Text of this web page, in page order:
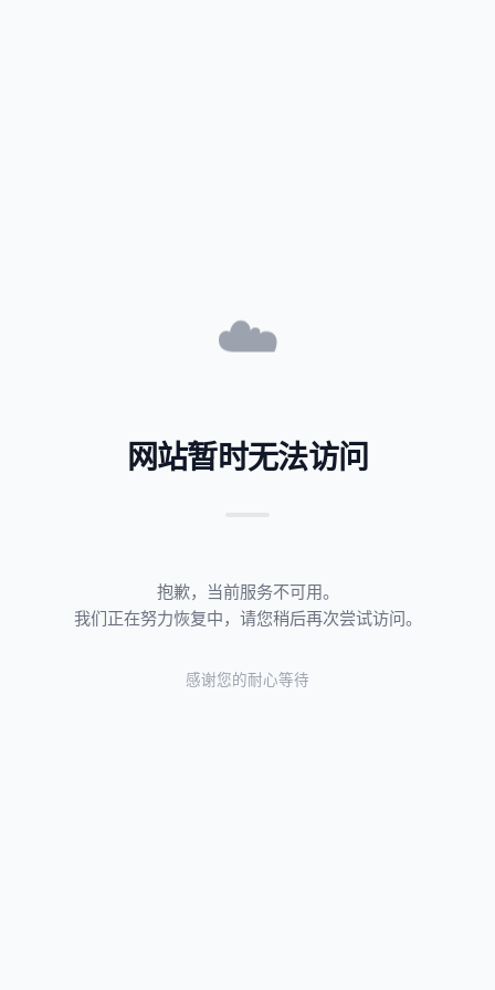
☁️
网站暂时无法访问
抱歉，当前服务不可用。
我们正在努力恢复中，请您稍后再次尝试访问。
感谢您的耐心等待